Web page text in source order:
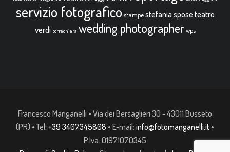
servizio fotografico stampe stefania spose teatro
verdi torrechiara wedding photographer wps
Francesco Manganelli • Via dei Bersaglieri 30 - 43011 Busseto
(PR) • Tel: +39 3407345808 • E-mail: info@fotomanganelli.it •
P.Iva: 01971070345